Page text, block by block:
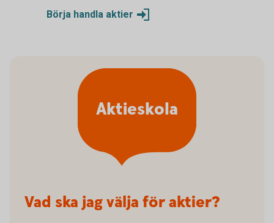
Börja handla aktier
Vad ska jag välja för aktier?
Aktieskola